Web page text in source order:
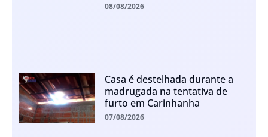
08/08/2026
Casa é destelhada durante a
madrugada na tentativa de
furto em Carinhanha
07/08/2026